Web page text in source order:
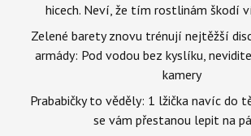
hicech. Neví, že tím rostlinám škodí
Zelené barety znovu trénují nejtěžší
armády: Pod vodou bez kyslíku,
kamery
Prababičky to věděly: 1 lžička navíc do
se vám přestanou lepit na